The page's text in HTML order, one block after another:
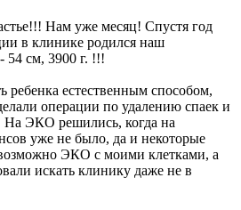
Нам уже месяц! Спустя год
в клинике родился наш
54 см, 3900 г. !!!
ребенка естественным способом,
операции по удалению спаек и
На ЭКО решились, когда на
уже не было, да и некоторые
ЭКО с моими клетками, а
искать клинику даже не в